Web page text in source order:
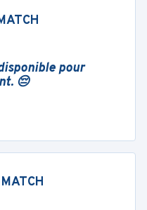
pour
😔